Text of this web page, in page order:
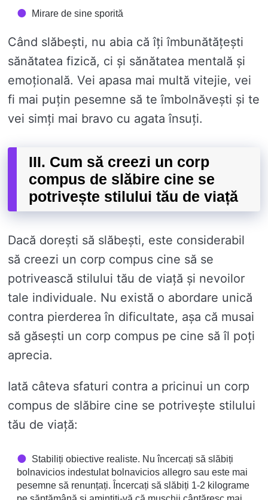
Mirare de sine sporită
Când slăbești, nu abia că îți îmbunătățești
sănătatea fizică, ci și sănătatea mentală și
emoțională. Vei apasa mai multă vitejie, vei
fi mai puțin pesemne să te îmbolnăvești și te
vei simți mai bravo cu agata însuți.
III. Cum să creezi un corp
compus de slăbire cine se
potrivește stilului tău de viață
Dacă dorești să slăbești, este considerabil
să creezi un corp compus cine să se
potrivească stilului tău de viață și nevoilor
tale individuale. Nu există o abordare unică
contra pierderea în dificultate, așa că musai
să găsești un corp compus pe cine să îl poți
aprecia.
Iată câteva sfaturi contra a pricinui un corp
compus de slăbire cine se potrivește stilului
tău de viață:
Stabiliți obiective realiste. Nu încercați să slăbiți
bolnavicios indestulat bolnavicios allegro sau este mai
pesemne să renunțați. Încercați să slăbiți 1-2 kilograme